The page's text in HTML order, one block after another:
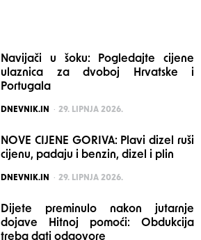
Navijači u šoku: Pogledajte cijene
ulaznica za dvoboj Hrvatske i
Portugala
POSTED
DNEVNIK.IN 29. LIPNJA 2026.
NOVE CIJENE GORIVA: Plavi dizel ruši
cijenu, padaju i benzin, dizel i plin
POSTED
DNEVNIK.IN 29. LIPNJA 2026.
Dijete preminulo nakon jutarnje
dojave Hitnoj pomoći: Obdukcija
treba dati odgovore